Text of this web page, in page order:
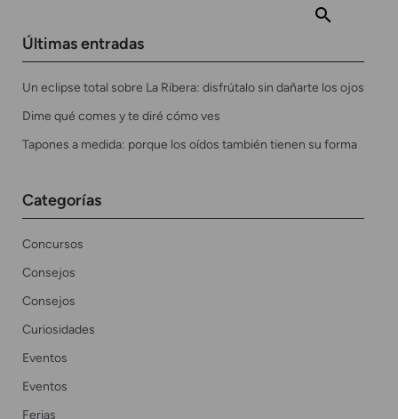
Últimas entradas
Un eclipse total sobre La Ribera: disfrútalo sin dañarte los ojos
Dime qué comes y te diré cómo ves
Tapones a medida: porque los oídos también tienen su forma
Categorías
Concursos
Consejos
Consejos
Curiosidades
Eventos
Eventos
Ferias